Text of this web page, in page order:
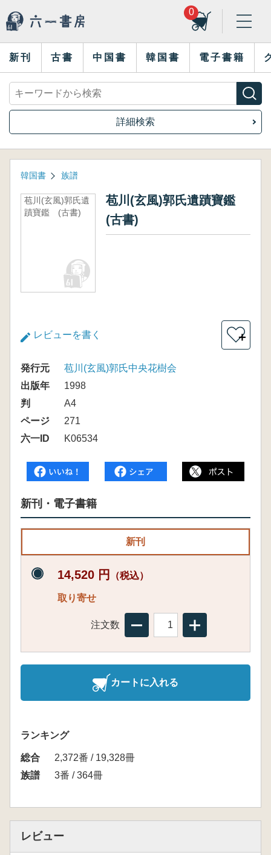
0
新刊 古書 中国書 韓国書 電子書籍
詳細検索
韓国書 族譜
苞川(玄風)郭氏遺
蹟寶鑑 (古書)
苞川(玄風)郭氏遺蹟寶鑑
(古書)
レビューを書く ＋
発行元
苞川(玄風)郭氏中央花樹会
出版年
1998
判
A4
ページ
271
六一ID
K06534
新刊・電子書籍
新刊
14,520 円 （税込）
取り寄せ
注文数
カートに入れる
ランキング
総合
2,372番 / 19,328冊
族譜
3番 / 364冊
レビュー